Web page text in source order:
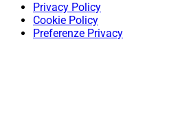
Privacy Policy
Cookie Policy
Preferenze Privacy